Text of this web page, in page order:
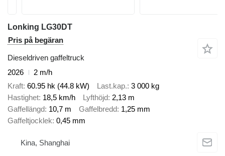
Lonking LG30DT
Pris på begäran
Dieseldriven gaffeltruck
2026
2 m/h
Kraft 60.95 hk (44.8 kW) Last.kap. 3 000 kg
Hastighet 18,5 km/h Lyfthöjd 2,13 m
Gaffellängd 10,7 m Gaffelbredd 1,25 mm
Gaffeltjocklek 0,45 mm
Kina, Shanghai